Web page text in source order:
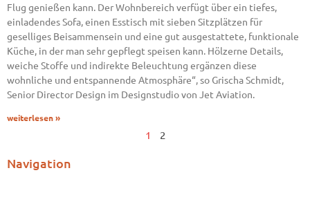
Flug genießen kann. Der Wohnbereich verfügt über ein tiefes,
einladendes Sofa, einen Esstisch mit sieben Sitzplätzen für
geselliges Beisammensein und eine gut ausgestattete, funktionale
Küche, in der man sehr gepflegt speisen kann. Hölzerne Details,
weiche Stoffe und indirekte Beleuchtung ergänzen diese
wohnliche und entspannende Atmosphäre“, so Grischa Schmidt,
Senior Director Design im Designstudio von Jet Aviation.
weiterlesen »
1 2
Navigation